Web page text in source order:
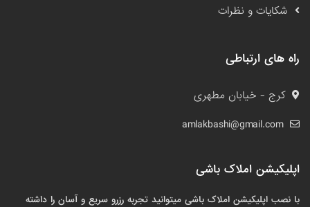
شکایات و نظرات
راه های ارتباطی
کرج - خیابان مطهری
amlakbashi@gmail.com
اپلیکیشن املاک باشی
با نصب اپلیکیشن املاک باشی میتوانید تجربه رزرو سریع و آسان را داشته